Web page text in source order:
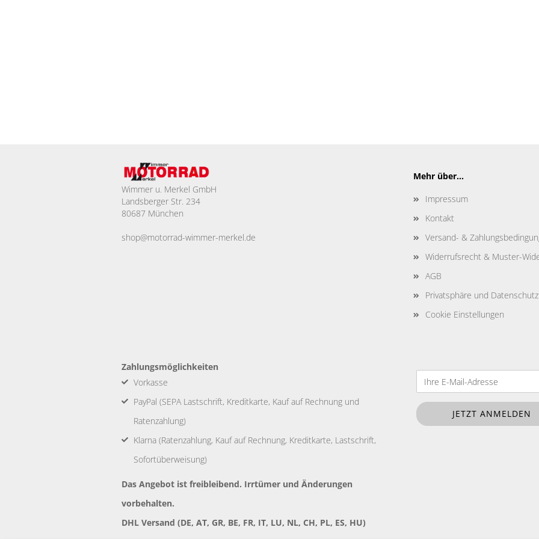
Wimmer u. Merkel GmbH
Landsberger Str. 234
80687 München
shop@motorrad-wimmer-merkel.de
Mehr über...
Impressum
Kontakt
Versand- &
Widerrufsrecht & Muster-
AGB
Privatsphäre und Datenschutz
Cookie Einstellungen
Zahlungsmöglichkeiten
Vorkasse
PayPal (SEPA Lastschrift, Kreditkarte, Kauf auf Rechnung und
Ratenzahlung)
Klarna (Ratenzahlung, Kauf auf Rechnung, Kreditkarte, Lastschrift,
Sofortüberweisung)
Das Angebot ist freibleibend. Irrtümer und Änderungen
vorbehalten.
DHL Versand (DE, AT, GR, BE, FR, IT, LU, NL, CH, PL, ES, HU)